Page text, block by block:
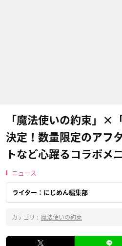
「魔法使いの約束」×
決定！数量限定のアフ
トなど心躍るコラボメ
ニュース
ライター：にじめん編集部
カテゴリ : 魔法使いの約束